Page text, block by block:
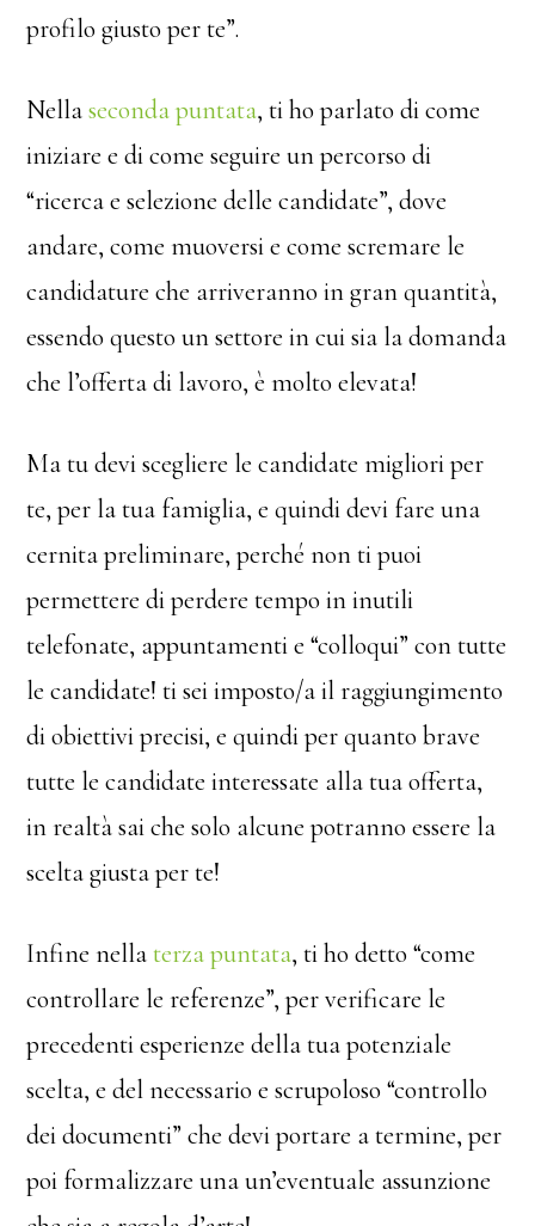
profilo giusto per te”.
Nellaseconda puntata, ti ho parlato di come
iniziare e di come seguire un percorso di
“ricerca e selezione delle candidate”, dove
andare, come muoversi e come scremare le
candidature che arriveranno in gran quantità,
essendo questo un settore in cui sia la domanda
che l’offerta di lavoro, è molto elevata!
Ma tu devi scegliere le candidate migliori per
te, per la tua famiglia, e quindi devi fare una
cernita preliminare, perché non ti puoi
permettere di perdere tempo in inutili
telefonate, appuntamenti e “colloqui” con tutte
le candidate! ti sei imposto/a il raggiungimento
di obiettivi precisi, e quindi per quanto brave
tutte le candidate interessate alla tua offerta,
in realtà sai che solo alcune potranno essere la
scelta giusta per te!
Infine nellaterza puntata, ti ho detto “come
controllare le referenze”, per verificare le
precedenti esperienze della tua potenziale
scelta, e del necessario e scrupoloso “controllo
dei documenti” che devi portare a termine, per
poi formalizzare una un’eventuale assunzione